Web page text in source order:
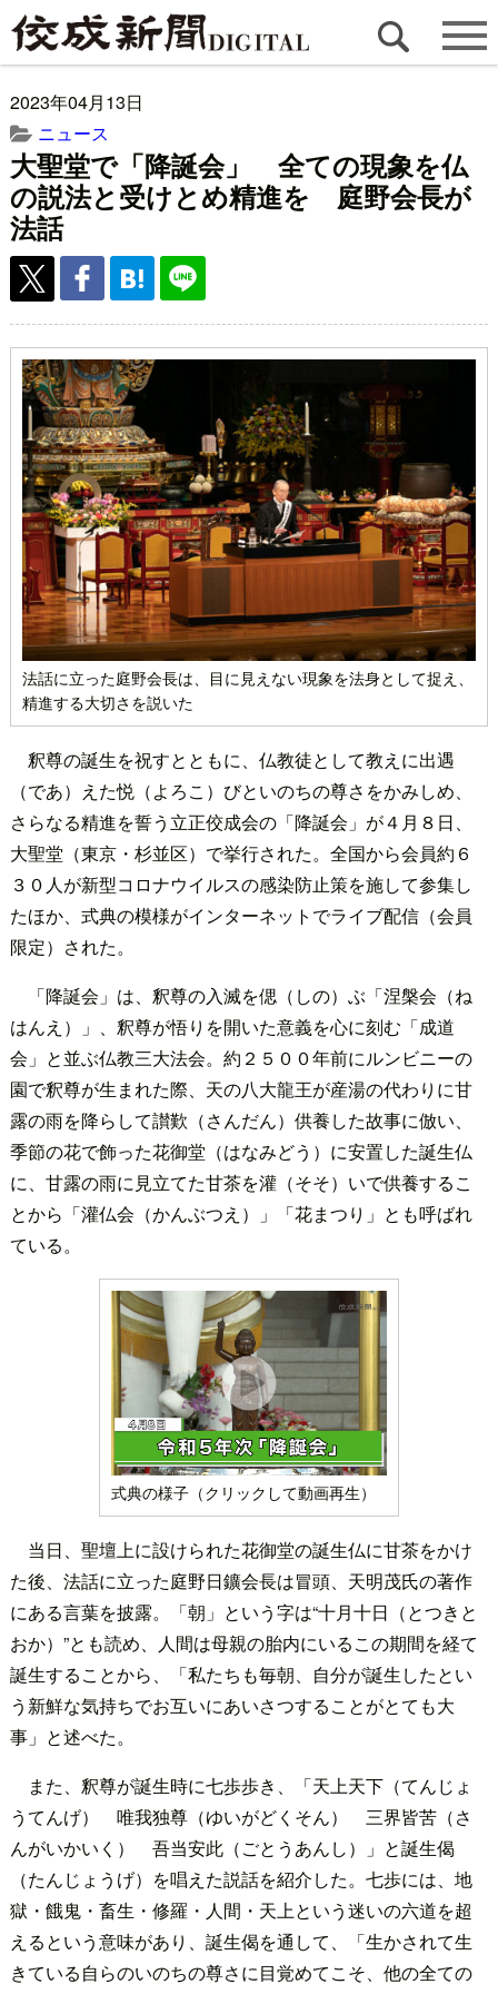
2023年04月13日
ニュース
大聖堂で「降誕会」 全ての現象を仏
の説法と受けとめ精進を 庭野会長が
法話
法話に立った庭野会長は、目に見えない現象を法身として捉え、
精進する大切さを説いた
釈尊の誕生を祝すとともに、仏教徒として教えに出遇
（であ）えた悦（よろこ）びといのちの尊さをかみしめ、
さらなる精進を誓う立正佼成会の「降誕会」が４月８日、
大聖堂（東京・杉並区）で挙行された。全国から会員約６
３０人が新型コロナウイルスの感染防止策を施して参集し
たほか、式典の模様がインターネットでライブ配信（会員
限定）された。
「降誕会」は、釈尊の入滅を偲（しの）ぶ「涅槃会（ね
はんえ）」、釈尊が悟りを開いた意義を心に刻む「成道
会」と並ぶ仏教三大法会。約２５００年前にルンビニーの
園で釈尊が生まれた際、天の八大龍王が産湯の代わりに甘
露の雨を降らして讃歎（さんだん）供養した故事に倣い、
季節の花で飾った花御堂（はなみどう）に安置した誕生仏
に、甘露の雨に見立てた甘茶を灌（そそ）いで供養するこ
とから「灌仏会（かんぶつえ）」「花まつり」とも呼ばれ
ている。
式典の様子（クリックして動画再生）
当日、聖壇上に設けられた花御堂の誕生仏に甘茶をかけ
た後、法話に立った庭野日鑛会長は冒頭、天明茂氏の著作
にある言葉を披露。「朝」という字は“十月十日（とつきと
おか）”とも読め、人間は母親の胎内にいるこの期間を経て
誕生することから、「私たちも毎朝、自分が誕生したとい
う新鮮な気持ちでお互いにあいさつすることがとても大
事」と述べた。
また、釈尊が誕生時に七歩歩き、「天上天下（てんじょ
うてんげ） 唯我独尊（ゆいがどくそん） 三界皆苦（さ
んがいかいく） 吾当安此（ごとうあんし）」と誕生偈
（たんじょうげ）を唱えた説話を紹介した。七歩には、地
獄・餓鬼・畜生・修羅・人間・天上という迷いの六道を超
えるという意味があり、誕生偈を通して、「生かされて生
きている自らのいのちの尊さに目覚めてこそ、他の全ての